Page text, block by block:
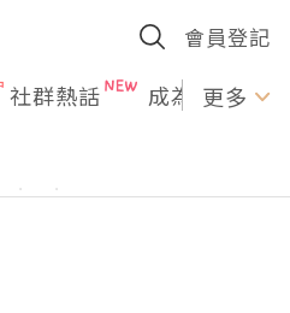
會員登記
社群熱話 成為U更多